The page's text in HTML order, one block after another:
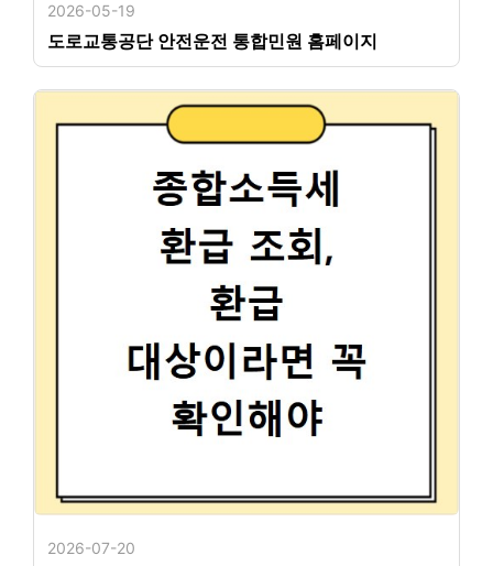
2026-05-19
도로교통공단 안전운전 통합민원 홈페이지
2026-07-20